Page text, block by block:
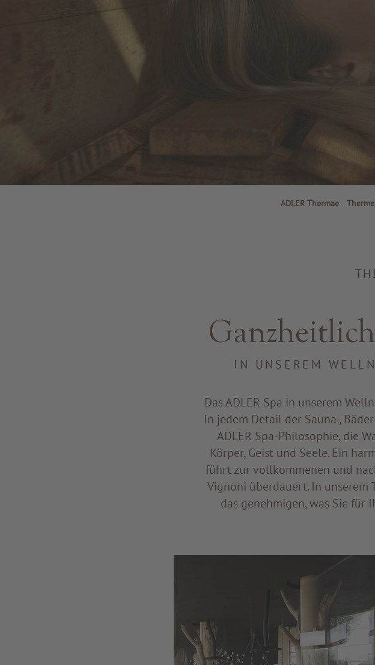
ADLER Thermae .
IN UNSEREM
Das ADLER Spa in unserem
In jedem Detail der Sauna-,
ADLER Spa-Philosophie, die
Körper, Geist und Seele. Ein
führt zur vollkommenen und
Vignoni überdauert. In unserem
das genehmigen, was Sie für